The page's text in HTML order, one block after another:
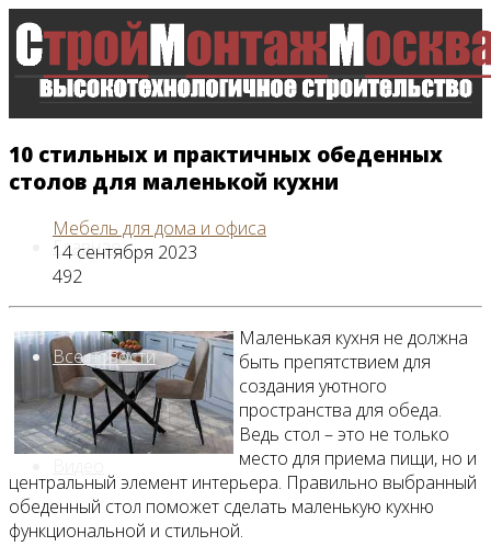
Главная
Все новости
10 стильных и практичных обеденных
столов для маленькой кухни
Мебель для дома и офиса
14 сентября 2023
492
Маленькая кухня не должна
быть препятствием для
создания уютного
пространства для обеда.
Ведь стол – это не только
место для приема пищи, но и
центральный элемент интерьера. Правильно выбранный
обеденный стол поможет сделать маленькую кухню
функциональной и стильной.